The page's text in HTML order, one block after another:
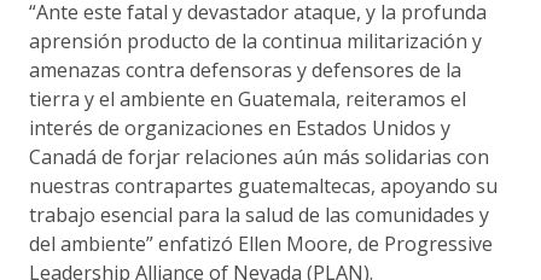
“Ante este fatal y devastador ataque, y la profunda
aprensión producto de la continua militarización y
amenazas contra defensoras y defensores de la
tierra y el ambiente en Guatemala, reiteramos el
interés de organizaciones en Estados Unidos y
Canadá de forjar relaciones aún más solidarias con
nuestras contrapartes guatemaltecas, apoyando su
trabajo esencial para la salud de las comunidades y
del ambiente” enfatizó Ellen Moore, de Progressive
Leadership Alliance of Nevada (PLAN).